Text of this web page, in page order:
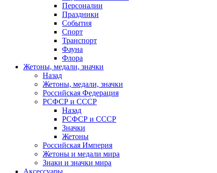
Персоналии
Праздники
События
Спорт
Транспорт
Фауна
Флора
Жетоны, медали, значки
Назад
Жетоны, медали, значки
Российская Федерация
РСФСР и СССР
Назад
РСФСР и СССР
Значки
Жетоны
Российская Империя
Жетоны и медали мира
Знаки и значки мира
Аксессуары